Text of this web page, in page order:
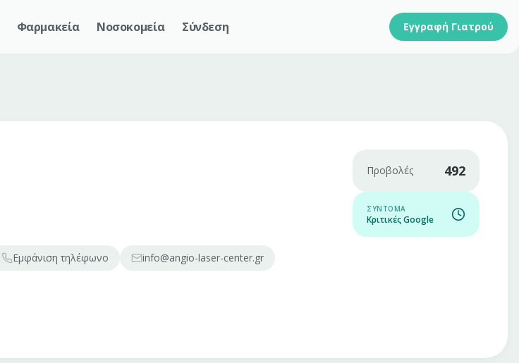
Φαρμακεία Νοσοκομεία Σύνδεση Εγγραφή Γιατρού
Εμφάνιση τηλέφωνο info@angio-laser-center.gr
Προβολές 492
ΣΎΝΤΟΜΑ
Κριτικές Google